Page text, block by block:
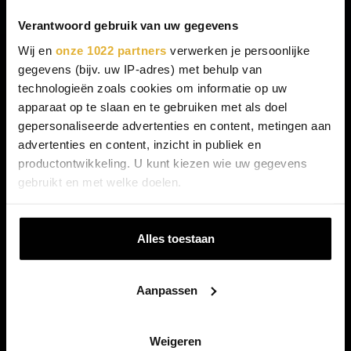
Verantwoord gebruik van uw gegevens
Wij en onze 1022 partners verwerken je persoonlijke
gegevens (bijv. uw IP-adres) met behulp van
technologieën zoals cookies om informatie op uw
apparaat op te slaan en te gebruiken met als doel
gepersonaliseerde advertenties en content, metingen aan
advertenties en content, inzicht in publiek en
productontwikkeling. U kunt kiezen wie uw gegevens
gebruikt en met welke doelen.
Als u het toestaat, willen we ook graag:
Informatie verzamelen over uw geografische
locatie, die tot een paar meter nauwkeurig kan zijn
scannen op specifieke eigenschappen (fingerprinting)
verwerkt en stel uw voorkeuren in het
Alles toestaan
Aanpassen
Weigeren
Download het magazine
Maximum Potential 2026